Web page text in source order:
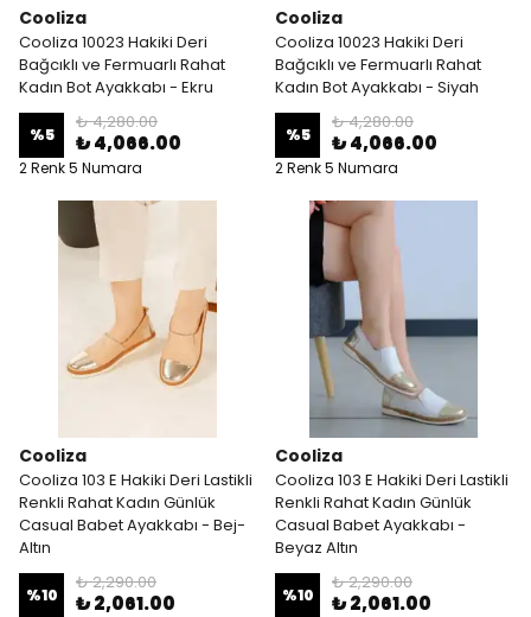
Cooliza
Cooliza 10023 Hakiki Deri
Bağcıklı ve Fermuarlı Rahat
Kadın Bot Ayakkabı - Ekru
%5
₺ 4,280.00
₺ 4,066.00
2 Renk 5 Numara
Cooliza
Cooliza 10023 Hakiki Deri
Bağcıklı ve Fermuarlı Rahat
Kadın Bot Ayakkabı - Siyah
%5
₺ 4,280.00
₺ 4,066.00
2 Renk 5 Numara
Cooliza
Cooliza 103 E Hakiki Deri Lastikli
Renkli Rahat Kadın Günlük
Casual Babet Ayakkabı - Bej-
Altın
%10
₺ 2,290.00
₺ 2,061.00
Cooliza
Cooliza 103 E Hakiki Deri Lastikli
Renkli Rahat Kadın Günlük
Casual Babet Ayakkabı -
Beyaz Altın
%10
₺ 2,290.00
₺ 2,061.00